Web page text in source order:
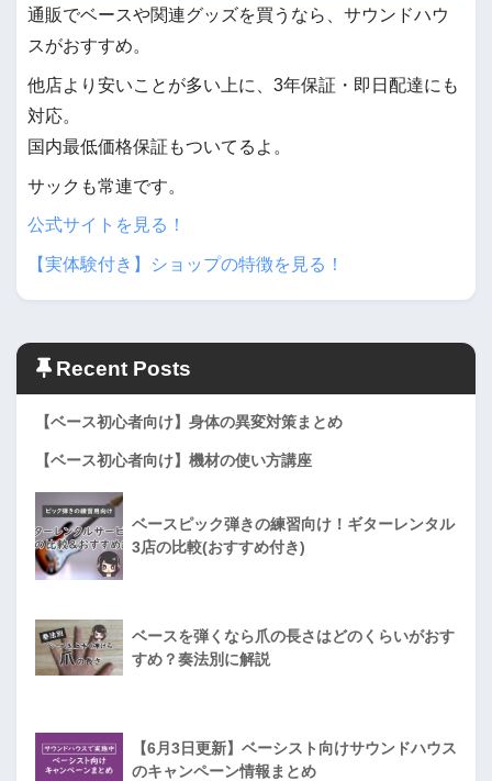
通販でベースや関連グッズを買うなら、サウンドハウ
スがおすすめ。
他店より安いことが多い上に、3年保証・即日配達にも
対応。
国内最低価格保証もついてるよ。
サックも常連です。
公式サイトを見る！
【実体験付き】ショップの特徴を見る！
Recent Posts
【ベース初心者向け】身体の異変対策まとめ
【ベース初心者向け】機材の使い方講座
ベースピック弾きの練習向け！ギターレンタル
3店の比較(おすすめ付き)
ベースを弾くなら爪の長さはどのくらいがおす
すめ？奏法別に解説
【6月3日更新】ベーシスト向けサウンドハウス
のキャンペーン情報まとめ